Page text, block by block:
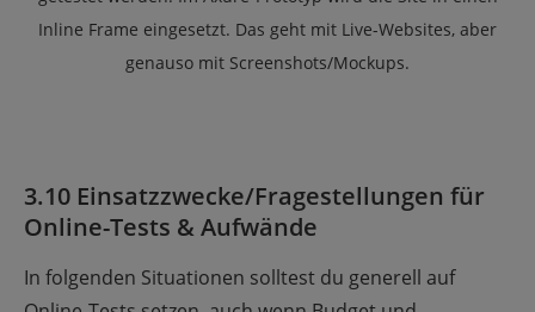
Inline Frame eingesetzt. Das geht mit Live-Websites, aber
genauso mit Screenshots/Mockups.
3.10 Einsatzzwecke/Fragestellungen für
Online-Tests & Aufwände
In folgenden Situationen solltest du generell auf